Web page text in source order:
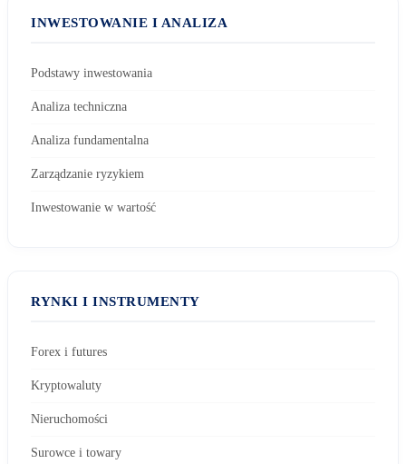
INWESTOWANIE I ANALIZA
Podstawy inwestowania
Analiza techniczna
Analiza fundamentalna
Zarządzanie ryzykiem
Inwestowanie w wartość
RYNKI I INSTRUMENTY
Forex i futures
Kryptowaluty
Nieruchomości
Surowce i towary